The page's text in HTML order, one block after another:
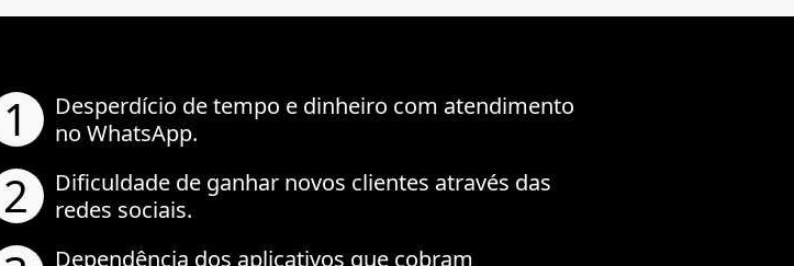
1
Desperdício de tempo e dinheiro com atendimento
no WhatsApp.
2
Dificuldade de ganhar novos clientes através das
redes sociais.
Dependência dos aplicativos que cobram